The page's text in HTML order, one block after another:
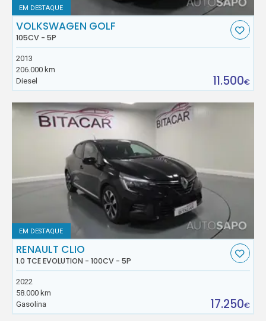
EM DESTAQUE
VOLKSWAGEN GOLF
105CV - 5P
2013
206.000 km
Diesel
11.500€
EM DESTAQUE
RENAULT CLIO
1.0 TCE EVOLUTION - 100CV - 5P
2022
58.000 km
Gasolina
17.250€